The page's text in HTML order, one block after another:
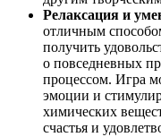
Релаксация и
отличным
получить
о повседневных
процессом. Игра
эмоции и
химических
счастья и